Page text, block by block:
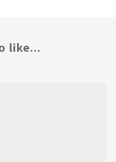
like...